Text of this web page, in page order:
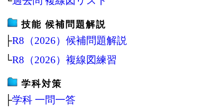
技能 候補問題解説
├R8（2026）候補問題解説
└R8（2026）複線図練習
学科対策
├学科 一問一答